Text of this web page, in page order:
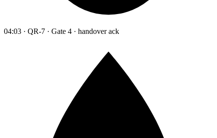
04:03 · QR-7 · Gate 4 · handover ack